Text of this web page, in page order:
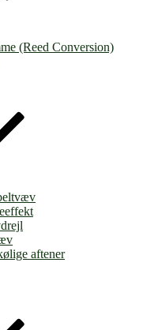
(Reed Conversion)
aftener